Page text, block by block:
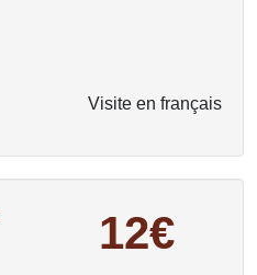
Visite en français
12€